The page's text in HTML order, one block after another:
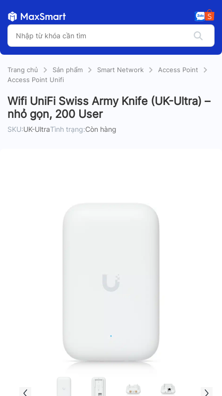
Trang chủ Sản phẩm Smart Network
Access Point
Access Point Unifi
Wifi UniFi Swiss Army Knife (UK-Ultra) –
nhỏ gọn, 200 User
SKU:UK-UltraTình trạng:Còn hàng